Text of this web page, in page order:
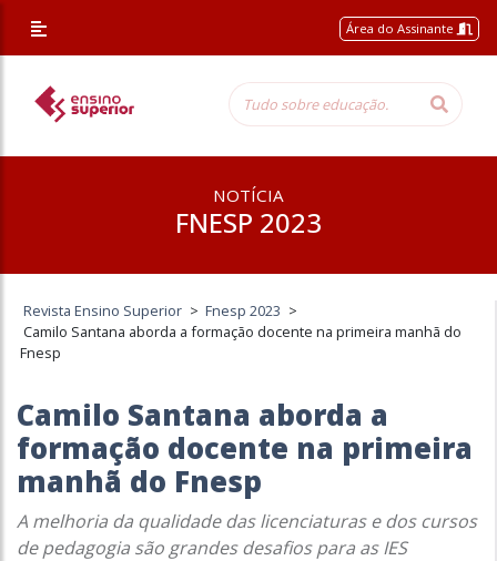
Área do Assinante
NOTÍCIA
FNESP 2023
Revista Ensino Superior > Fnesp 2023 >
Camilo Santana aborda a formação docente na primeira manhã do
Fnesp
Camilo Santana aborda a
formação docente na primeira
manhã do Fnesp
A melhoria da qualidade das licenciaturas e dos cursos
de pedagogia são grandes desafios para as IES